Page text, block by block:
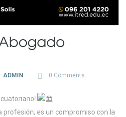
Abogado
ADMIN 0 Comments
profesión, es un compromiso con la